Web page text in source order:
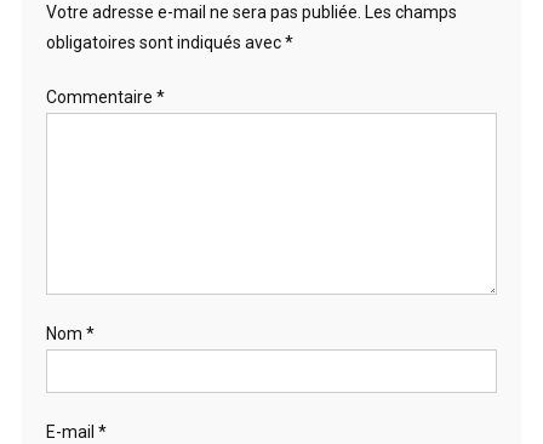
Votre adresse e-mail ne sera pas publiée. Les champs
obligatoires sont indiqués avec*
Commentaire *
Nom *
E-mail *